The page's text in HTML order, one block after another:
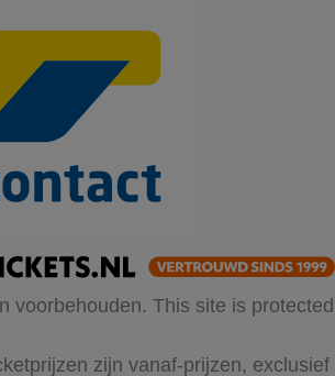
voorbehouden. This site is protected
zijn vanaf-prijzen, exclusief